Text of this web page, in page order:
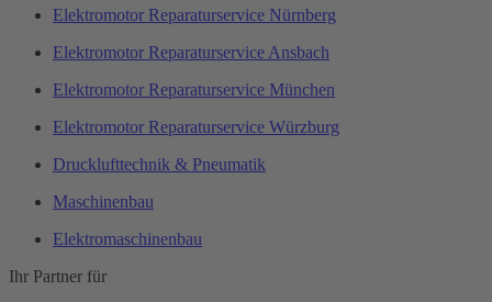
Elektromotor Reparaturservice Nürnberg
Elektromotor Reparaturservice Ansbach
Elektromotor Reparaturservice München
Elektromotor Reparaturservice Würzburg
Drucklufttechnik & Pneumatik
Maschinenbau
Elektromaschinenbau
Ihr Partner für